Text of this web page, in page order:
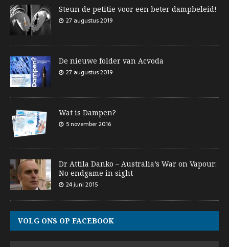
Steun de petitie voor een beter dampbeleid!
27 augustus 2019
De nieuwe folder van Acvoda
27 augustus 2019
Wat is Dampen?
5 november 2016
Dr Attila Danko – Australia’s War on Vapour:
No endgame in sight
24 juni 2015
VOLG ONS OP FACEBOOK